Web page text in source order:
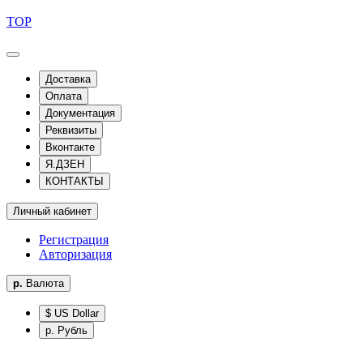
TOP
Доставка
Оплата
Документация
Реквизиты
Вконтакте
Я.ДЗЕН
КОНТАКТЫ
Личный кабинет
Регистрация
Авторизация
р. Валюта
$ US Dollar
р. Рубль